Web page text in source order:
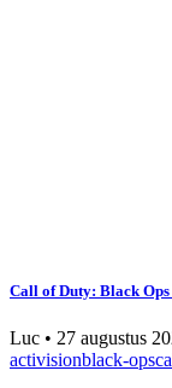
Call of Duty: Black Ops
Luc • 27 augustus
activisionblack-ops